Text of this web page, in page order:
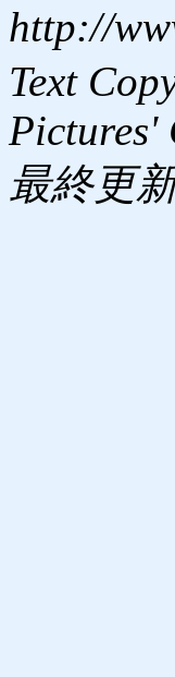
http://
Text
Pictures'
最終更